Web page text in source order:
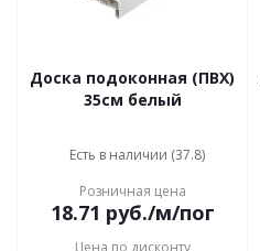
Доска подоконная (ПВХ)
35см белый
Есть в наличии (37.8)
Розничная цена
18.71 руб./м/пог
Цена по дисконту